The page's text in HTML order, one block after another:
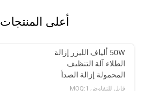
أعلى المنتجات
50W ألياف الليزر إزالة
الطلاء آلة التنظيف
المحمولة إزالة الصدأ
بالليزر
قابل للتفاوض MOQ:1